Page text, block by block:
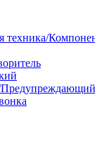
техника/